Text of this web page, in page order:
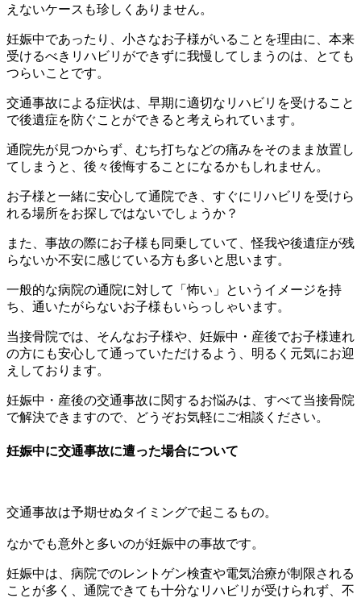
えないケースも珍しくありません。
妊娠中であったり、小さなお子様がいることを理由に、本来
受けるべきリハビリができずに我慢してしまうのは、とても
つらいことです。
交通事故による症状は、早期に適切なリハビリを受けること
で後遺症を防ぐことができると考えられています。
通院先が見つからず、むち打ちなどの痛みをそのまま放置し
てしまうと、後々後悔することになるかもしれません。
お子様と一緒に安心して通院でき、すぐにリハビリを受けら
れる場所をお探しではないでしょうか？
また、事故の際にお子様も同乗していて、怪我や後遺症が残
らないか不安に感じている方も多いと思います。
一般的な病院の通院に対して「怖い」というイメージを持
ち、通いたがらないお子様もいらっしゃいます。
当接骨院では、そんなお子様や、妊娠中・産後でお子様連れ
の方にも安心して通っていただけるよう、明るく元気にお迎
えしております。
妊娠中・産後の交通事故に関するお悩みは、すべて当接骨院
で解決できますので、どうぞお気軽にご相談ください。
妊娠中に交通事故に遭った場合について
交通事故は予期せぬタイミングで起こるもの。
なかでも意外と多いのが妊娠中の事故です。
妊娠中は、病院でのレントゲン検査や電気治療が制限される
ことが多く、通院できても十分なリハビリが受けられず、不